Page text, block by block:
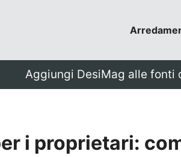
Aggiungi DesiMag alle fonti
i proprietari: